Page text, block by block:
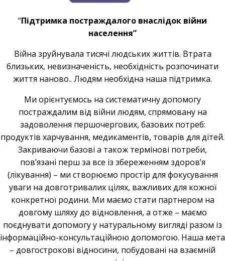
“Підтримка постраждалого внаслідок війни
населення”
Війна зруйнувала тисячі людських життів. Втрата
близьких, невизначеність, необхідність розпочинати
життя наново.. Людям необхідна наша підтримка.
Ми орієнтуємось на систематичну допомогу
постраждалим від війни людям, спрямовану на
задоволення першочергових, базових потреб:
продуктів харчування, медикаментів, товарів для дітей.
Закриваючи базові а також термінові потреби,
пов’язані перш за все із збереженням здоров’я
(лікування) – ми створюємо простір для фокусування
уваги на довготривалих цілях, важливих для кожної
конкретної родини. Ми маємо стати партнером на
довгому шляху до відновлення, а отже – маємо
поєднувати допомогу у натуральному вигляді разом із
інформаційно-консультаційною допомогою. Наша мета
– довгострокові відносини, побудовані на взаємній